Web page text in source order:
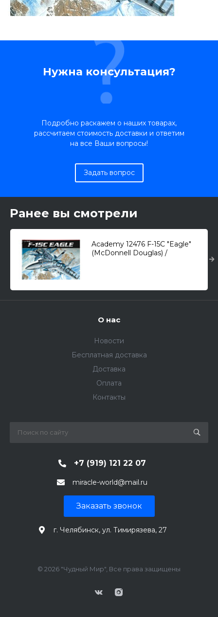
Нужна консультация?
Подробно раскажем о наших товарах,
рассчитаем стоимость доставки и ответим
на все Ваши вопросы!
Задать вопрос
Ранее вы смотрели
Academy 12476 F-15C "Eagle"
(McDonnell Douglas) /
О нас
Новости
Бесплатная доставка
Доставка
Оплата
Контакты
+7 (919) 121 22 07
miracle-world@mail.ru
Заказать звонок
г. Челябинск, ул. Тимирязева, 27
© 2026 "Чудный Мир", Все права защищены